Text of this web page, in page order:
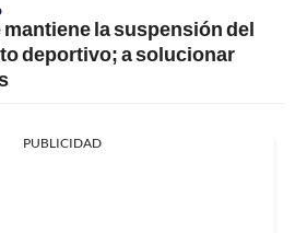
mantiene la suspensión del
deportivo; a solucionar
PUBLICIDAD